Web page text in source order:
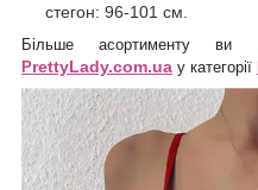
стегон: 96-101 см.
Більше асортименту
PrettyLady.com.ua у категорії